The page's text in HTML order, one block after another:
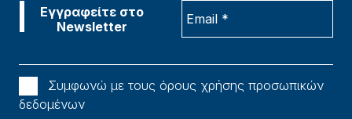
Συμφωνώ με τους όρους χρήσης προσωπικών
δεδομένων